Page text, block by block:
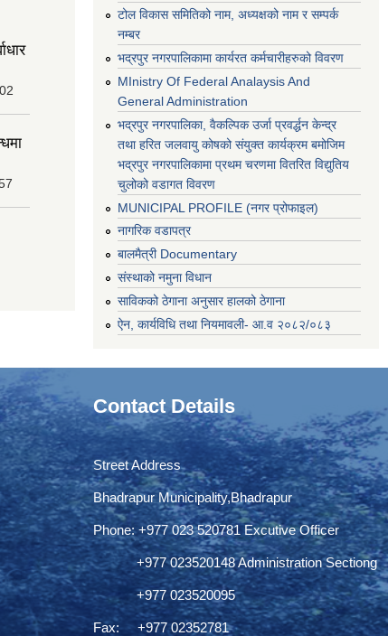
टोल विकास समितिको नाम, अध्यक्षको नाम र सम्पर्क
नम्बर
भद्रपुर नगरपालिकामा कार्यरत कर्मचारीहरुको विवरण
MInistry Of Federal Analaysis And
General Administration
भद्रपुर नगरपालिका, वैकल्पिक उर्जा प्रवर्द्धन केन्द्र
तथा हरित जलवायु कोषको संयुक्त कार्यक्रम बमोजिम
भद्रपुर नगरपालिकामा प्रथम चरणमा वितरित विद्युतिय
चुलोको वडागत विवरण
MUNICIPAL PROFILE (नगर प्रोफाइल)
नागरिक वडापत्र
बालमैत्री Documentary
संस्थाको नमुना विधान
साविकको ठेगाना अनुसार हालको ठेगाना
ऐन, कार्यविधि तथा नियमावली- आ.व २०८२/०८३
Contact Details
Street Address
Bhadrapur Municipality,Bhadrapur
Phone: ‌+977 023 520781 Excutive Officer
+977 023520148 Administration Sectiong
+977 023520095
Fax: +977 02352781